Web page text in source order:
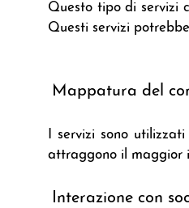
Questo tipo di servizi
Questi servizi
Mappatura del
I servizi sono
attraggono il maggior
Interazione con